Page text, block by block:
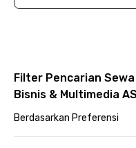
Filter Pencarian
Bisnis & Multimedia
Berdasarkan Preferensi